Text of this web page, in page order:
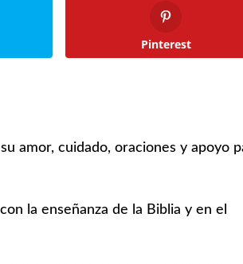
Pinterest
amor, cuidado, oraciones y apoyo
la enseñanza de la Biblia y en el